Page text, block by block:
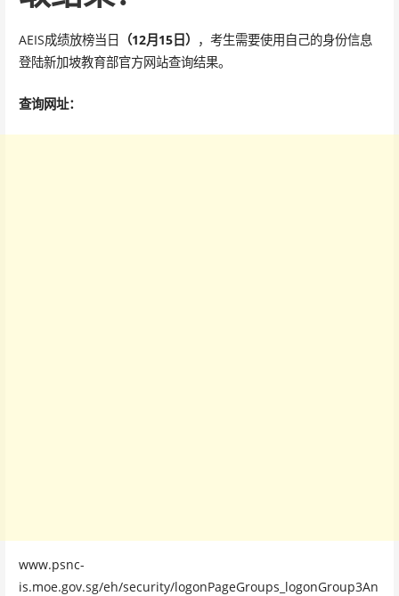
AEIS成绩放榜当日 （12月15日） ，考生需要使用自己的身份信息
登陆新加坡教育部官方网站查询结果。
查询网址：
www.psnc-
is.moe.gov.sg/eh/security/logonPageGroups_logonGroup3An